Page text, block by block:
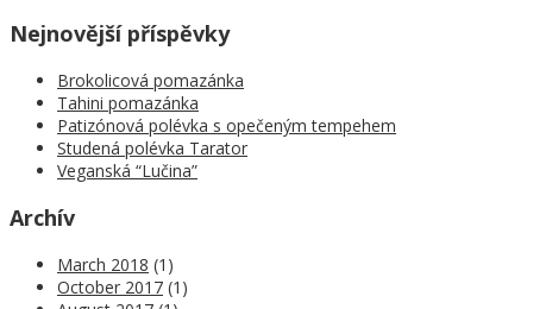
Nejnovější příspěvky
Brokolicová pomazánka
Tahini pomazánka
Patizónová polévka s opečeným tempehem
Studená polévka Tarator
Veganská “Lučina”
Archív
March 2018 (1)
October 2017 (1)